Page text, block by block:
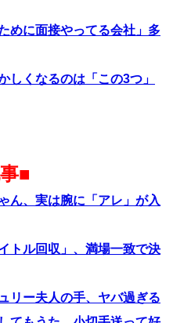
めに面接やってる会社」多
しくなるのは「この3つ」
■
ん、実は腕に「アレ」が入
トル回収」、満場一致で決
リー夫人の手、ヤバ過ぎる